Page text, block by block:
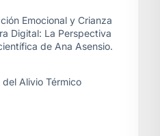
Emocional y Crianza
Digital: La Perspectiva
de Ana Asensio.
del Alivio Térmico